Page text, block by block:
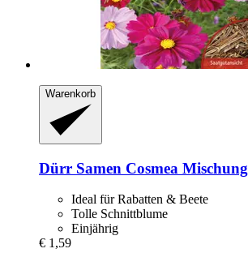
Warenkorb
Dürr Samen Cosmea Mischung
Ideal für Rabatten & Beete
Tolle Schnittblume
Einjährig
€ 1,59